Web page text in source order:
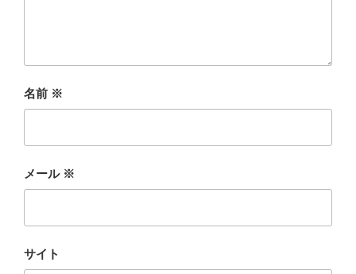
名前 ※
メール ※
サイト